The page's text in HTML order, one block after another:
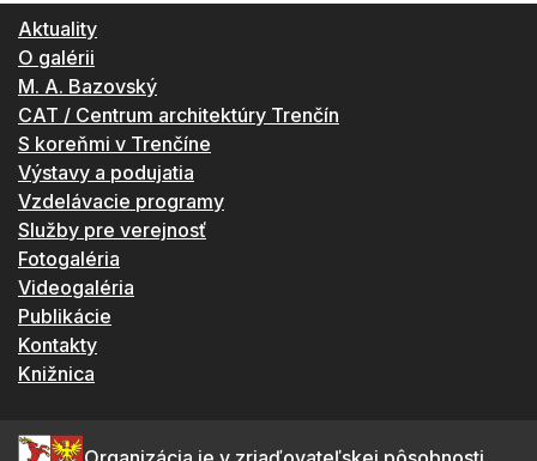
Aktuality
O galérii
M. A. Bazovský
CAT / Centrum architektúry Trenčín
S koreňmi v Trenčíne
Výstavy a podujatia
Vzdelávacie programy
Služby pre verejnosť
Fotogaléria
Videogaléria
Publikácie
Kontakty
Knižnica